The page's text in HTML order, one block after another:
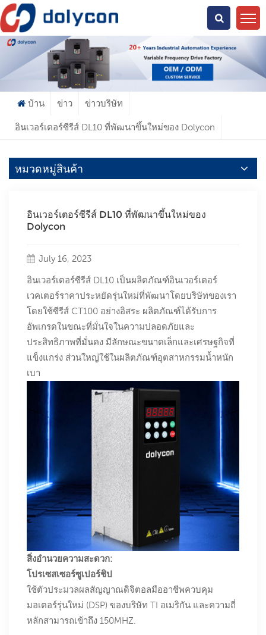
คุณกำลังมองหาอะไร?
บ้าน ข่าว ข่าวบริษัท
อินเวอร์เตอร์ซีรีส์ DL10 ที่พัฒนาขึ้นใหม่ของ Dolycon
หมวดหมู่สินค้า
อินเวอร์เตอร์ซีรีส์ DL10 ที่พัฒนาขึ้นใหม่ของ
Dolycon
July 16, 2023
อินเวอร์เตอร์ซีรีส์ DL10 เป็นผลิตภัณฑ์อินเวอร์เตอร์
เวคเตอร์ราคาประหยัดรุ่นใหม่ที่พัฒนาโดยบริษัทของเรา
โดยใช้ซีรีส์ CT100 อย่างอิสระ ผลิตภัณฑ์ได้รับการ
อัพเกรดในขณะที่มั่นใจในความปลอดภัยและ
ประสิทธิภาพที่มั่นคง มีลักษณะขนาดเล็กและเศรษฐกิจที่
แข็งแกร่ง ส่วนใหญ่ใช้ในผลิตภัณฑ์อุตสาหกรรมน้ำหนัก
เบา
สิ่งอำนวยความสะดวก:
โปรเซสเซอร์ซูเปอร์ชิป
ใช้ตัวประมวลผลสัญญาณดิจิตอลมืออาชีพควบคุม
มอเตอร์รุ่นใหม่ (DSP) ของบริษัท TI อเมริกัน และความถี่
หลักสามารถเข้าถึง 150MHZ.